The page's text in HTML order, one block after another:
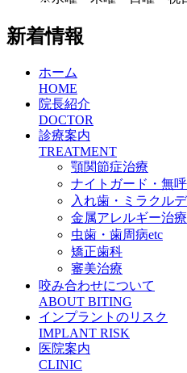
新着情報
ホーム
HOME
院長紹介
DOCTOR
診療案内
TREATMENT
顎関節症治療
ナイトガード・無
入れ歯・ミラクル
金属アレルギー治療
虫歯・歯周病etc
矯正歯科
審美治療
咬み合わせについて
ABOUT BITING
インプラントのリスク
IMPLANT RISK
医院案内
CLINIC